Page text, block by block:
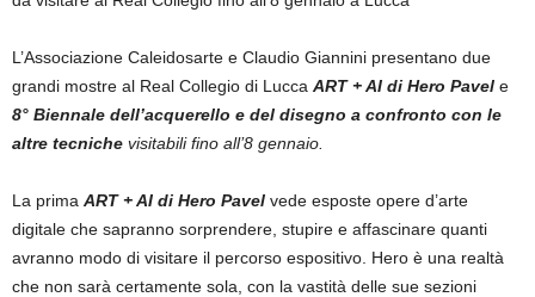
L’Associazione Caleidosarte e Claudio Giannini presentano due
grandi mostre al Real Collegio di Lucca ART + AI di Hero Pavel e
8° Biennale dell’acquerello e del disegno a confronto con le
altre tecniche visitabili fino all’8 gennaio.
La prima ART + AI di Hero Pavel vede esposte opere d’arte
digitale che sapranno sorprendere, stupire e affascinare quanti
avranno modo di visitare il percorso espositivo. Hero è una realtà
che non sarà certamente sola, con la vastità delle sue sezioni